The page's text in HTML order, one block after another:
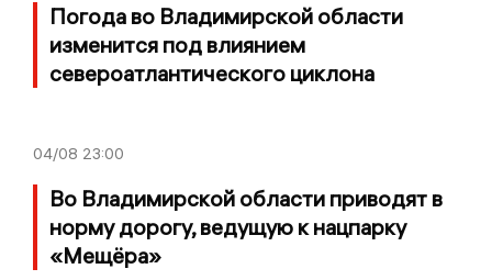
Погода во Владимирской области
изменится под влиянием
североатлантического циклона
04/08 23:00
Во Владимирской области приводят в
норму дорогу, ведущую к нацпарку
«Мещёра»